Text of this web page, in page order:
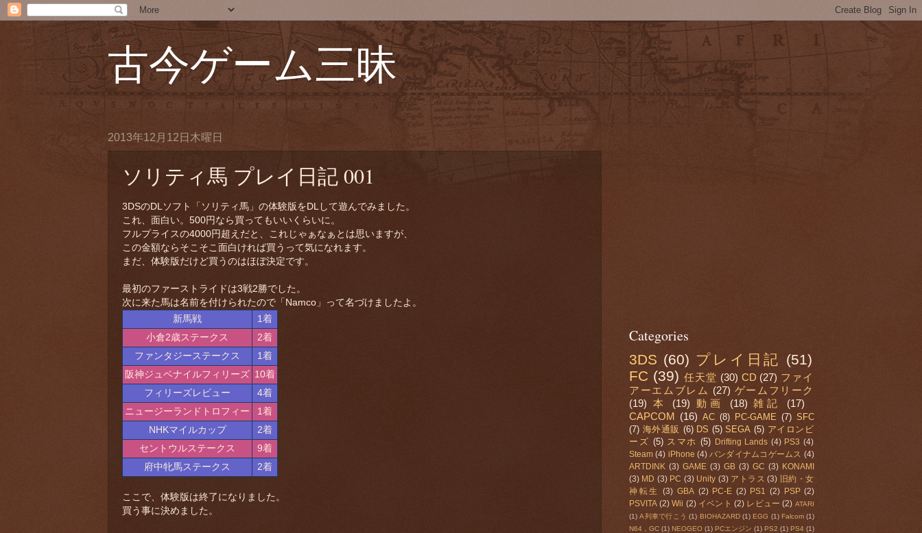
古今ゲーム三昧
2013年12月12日木曜日
ソリティ馬 プレイ日記 001
3DSのDLソフト「ソリティ馬」の体験版をDLして遊んでみました。
これ、面白い。500円なら買ってもいいくらいに。
フルプライスの4000円超えだと、これじゃぁなぁとは思いますが、
この金額ならそこそこ面白ければ買うって気になれます。
まだ、体験版だけど買うのはほぼ決定です。
最初のファーストライドは3戦2勝でした。
次に来た馬は名前を付けられたので「Namco」って名づけましたよ。
新馬戦
1着
小倉2歳ステークス
2着
ファンタジーステークス
1着
阪神ジュベナイルフィリーズ 10着
フィリーズレビュー
4着
ニュージーランドトロフィー
1着
NHKマイルカップ
2着
セントウルステークス
9着
府中牝馬ステークス
2着
ここで、体験版は終了になりました。
買う事に決めました。
Categories
3DS (60) プレイ日記 (51)
FC (39) 任天堂 (30) CD (27) ファイ
アーエムブレム (27) ゲームフリーク
(19) 本 (19) 動画 (18) 雑記
(17)
CAPCOM (16) AC (8) PC-GAME (7) SFC
(7) 海外通販 (6) DS (5) SEGA (5) アイロンビ
ーズ (5) スマホ (5) Drifting Lands (4) PS3 (4)
Steam (4) iPhone (4) バンダイナムコゲームス (4)
ARTDINK (3) GAME (3) GB (3) GC (3) KONAMI
(3) MD (3) PC (3) Unity (3) アトラス (3)
旧約・女
神転生
(3) GBA (2) PC-E (2) PS1 (2) PSP (2)
PSVITA (2) Wii (2) イベント (2) レビュー (2) ATARI
(1) A列車で行こう (1) BIOHAZARD (1) EGG (1) Falcom (1)
N64，GC (1) NEOGEO (1) PCエンジン (1) PS2 (1) PS4 (1)